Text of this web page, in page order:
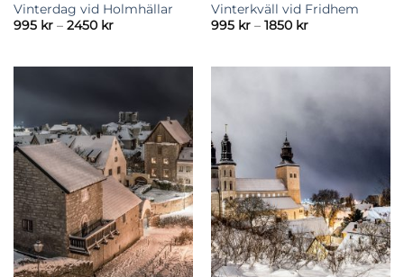
Vinterdag vid Holmhällar
995 kr – 2450 krPrisintervall:
Vinterkväll vid Fridhem
995 kr – 1850 krPrisintervall: